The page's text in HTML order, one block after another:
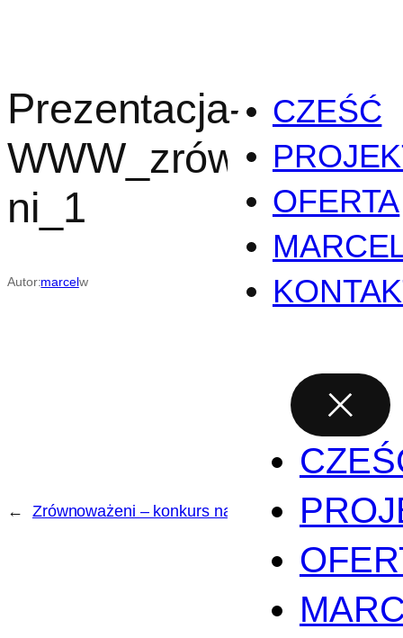
CZEŚĆ
OFERTA
Prezentacja-na-
WWW_zrównoważe
ni_1
Autor:marcelw
← Zrównoważeni – konkurs na animację